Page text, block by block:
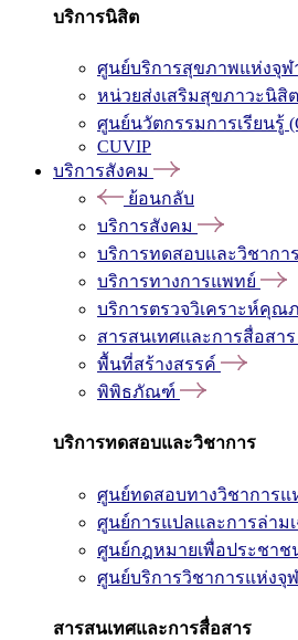
บริการนิสิต
ศูนย์บริการสุขภาพแห่งจุฬ
หน่วยส่งเสริมสุขภาวะนิสิต
ศูนย์นวัตกรรมการเรียนรู้
CUVIP
บริการสังคม
ย้อนกลับ
บริการสังคม
บริการทดสอบและวิชาการ
บริการทางการแพทย์
บริการตรวจวิเคราะห์คุณ
สารสนเทศและการสื่อสาร
พื้นที่สร้างสรรค์
พิพิธภัณฑ์
บริการทดสอบและวิชาการ
ศูนย์ทดสอบทางวิชาการแ
ศูนย์การแปลและการล่าม
ศูนย์กฎหมายเพื่อประชาช
ศูนย์บริการวิชาการแห่งจุ
สารสนเทศและการสื่อสาร